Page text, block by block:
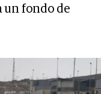
un fondo de